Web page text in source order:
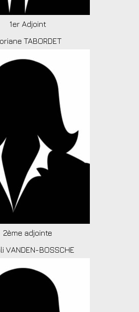
1er Adjoint
TABORDET
2ème adjointe
VANDEN-BOSSCHE